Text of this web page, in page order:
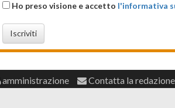
Ho preso visione e accetto l'informativa
Iscriviti
amministrazione Contatta la redazione